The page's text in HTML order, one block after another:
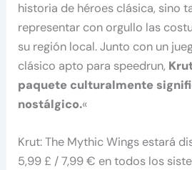
historia de héroes clásica, sino
representar con orgullo las
su región local. Junto con un
clásico apto para speedrun,
paquete culturalmente
nostálgico.«
Krut: The Mythic Wings estará
5,99 £ / 7,99 € en todos los